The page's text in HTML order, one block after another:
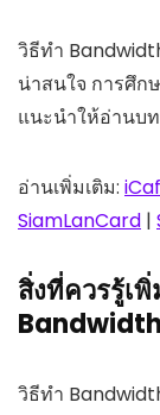
วิธีทำ
น่าสนใจ การศึก
แนะนำให้อ่านบ
อ่านเพิ่มเติม:
SiamLanCard |
สิ่งที่ควรรู้เ
วิธีทำ